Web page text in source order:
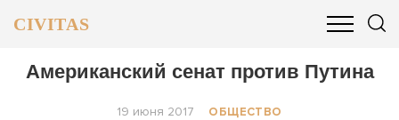
CIVITAS
ОБЩЕСТВО БИЗНЕС И ФИНАНСЫ
Американский сенат против Путина
19 июня 2017 ОБЩЕСТВО